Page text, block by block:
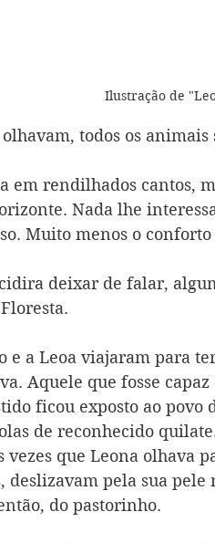
Ilustração de
todos os
em rendilhados cantos,
Nada lhe
Muito menos o conforto
deixar de falar,
e a Leoa viajaram para
Aquele que fosse
ficou exposto ao
de reconhecido
vezes que Leona olhava
deslizavam pela sua
do pastorinho.